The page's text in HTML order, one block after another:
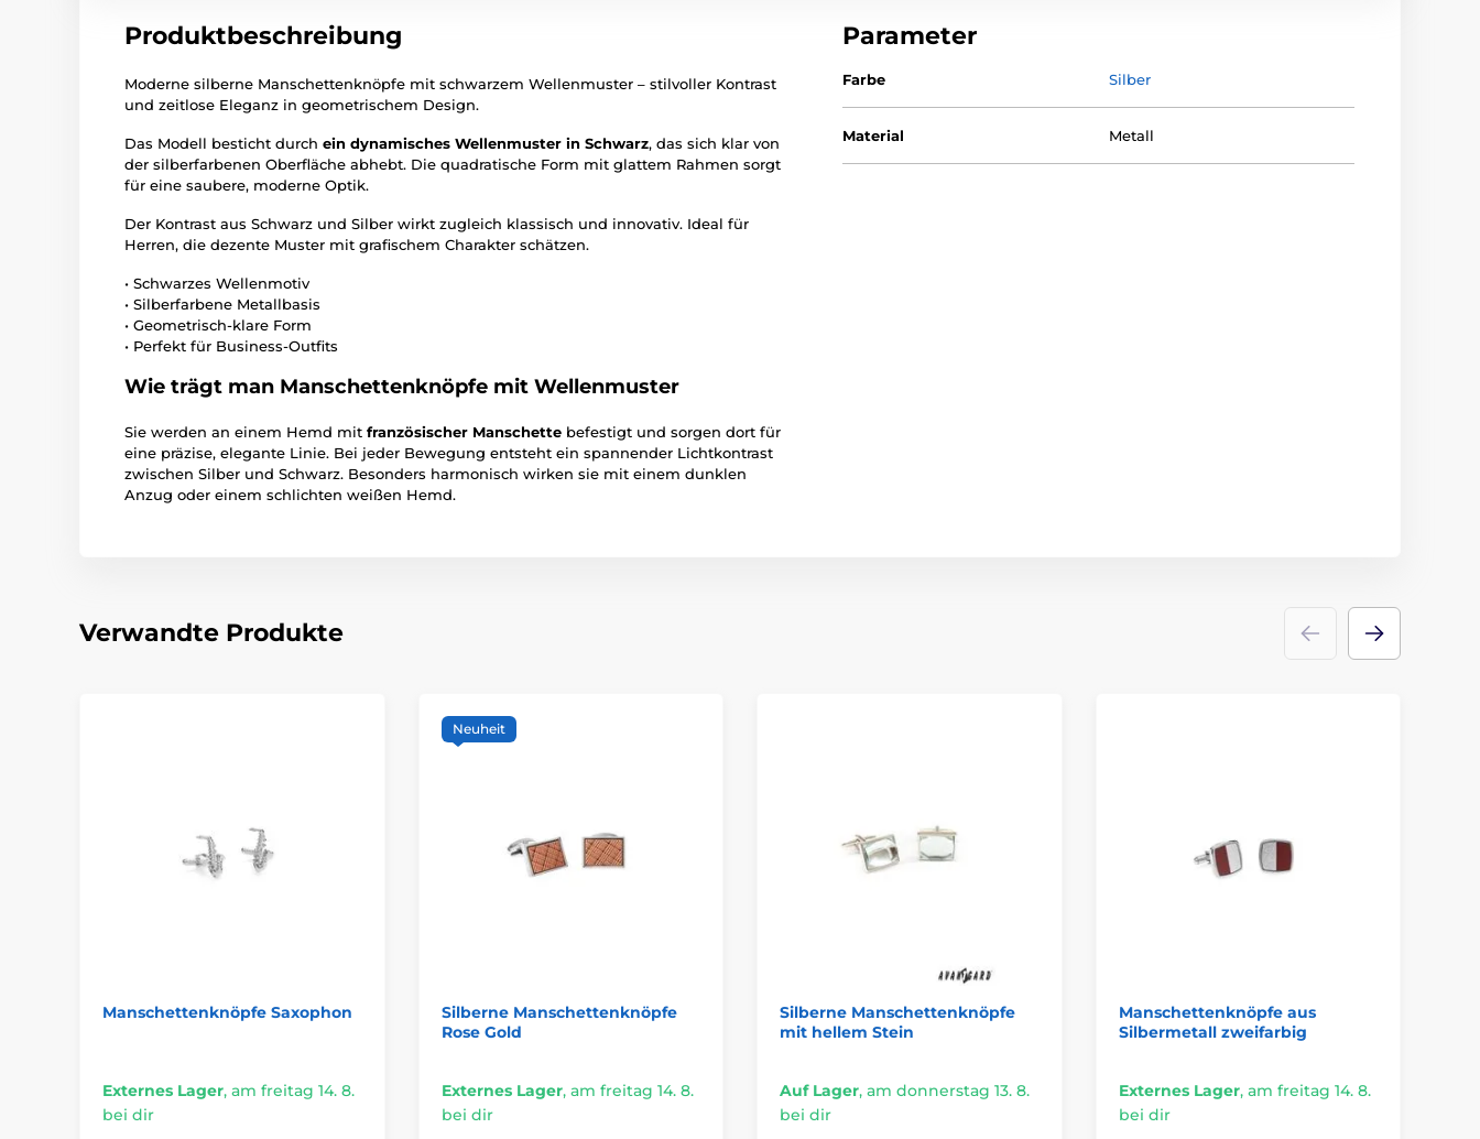
Produktbeschreibung
Moderne silberne Manschettenknöpfe mit schwarzem Wellenmuster – stilvoller Kontrast
und zeitlose Eleganz in geometrischem Design.
Das Modell besticht durch ein dynamisches Wellenmuster in Schwarz, das sich klar von
der silberfarbenen Oberfläche abhebt. Die quadratische Form mit glattem Rahmen sorgt
für eine saubere, moderne Optik.
Der Kontrast aus Schwarz und Silber wirkt zugleich klassisch und innovativ. Ideal für
Herren, die dezente Muster mit grafischem Charakter schätzen.
• Schwarzes Wellenmotiv
• Silberfarbene Metallbasis
• Geometrisch-klare Form
• Perfekt für Business-Outfits
Wie trägt man Manschettenknöpfe mit Wellenmuster
Sie werden an einem Hemd mit französischer Manschette befestigt und sorgen dort für
eine präzise, elegante Linie. Bei jeder Bewegung entsteht ein spannender Lichtkontrast
zwischen Silber und Schwarz. Besonders harmonisch wirken sie mit einem dunklen
Anzug oder einem schlichten weißen Hemd.
Parameter
Farbe Silber
Material Metall
Verwandte Produkte
Manschettenknöpfe Saxophon
Externes Lager, am freitag 14. 8.
bei dir
Neuheit
Silberne Manschettenknöpfe
Rose Gold
Externes Lager, am freitag 14. 8.
bei dir
Silberne Manschettenknöpfe
mit hellem Stein
Auf Lager, am donnerstag 13. 8.
bei dir
Manschettenknöpfe aus
Silbermetall zweifarbig
Externes Lager, am freitag 14. 8.
bei dir